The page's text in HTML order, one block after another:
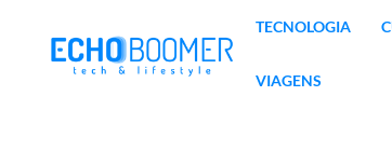
TECNOLOGIA
VIAGENS